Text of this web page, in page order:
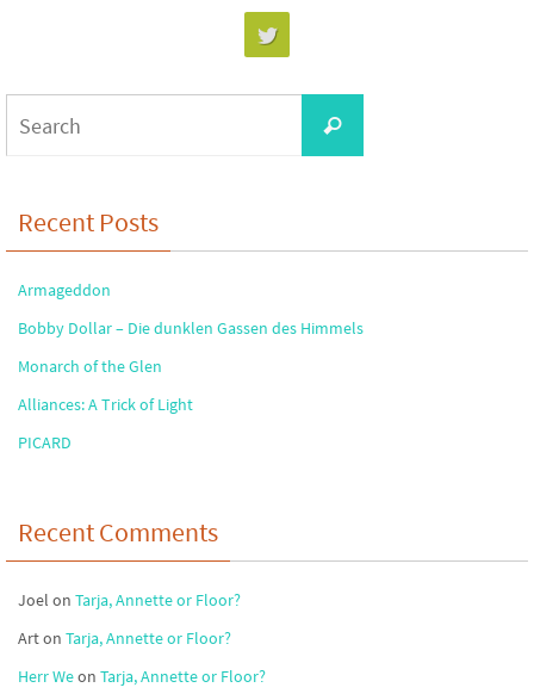
Search
Recent Posts
Armageddon
Bobby Dollar – Die dunklen Gassen des Himmels
Monarch of the Glen
Alliances: A Trick of Light
PICARD
Recent Comments
Joel on Tarja, Annette or Floor?
Arton Tarja, Annette or Floor?
Herr Weon Tarja, Annette or Floor?